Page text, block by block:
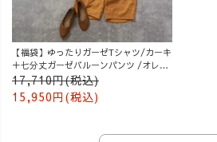
【福袋】ゆったりガーゼTシャツ/カーキ
＋七分丈ガーゼバルーンパンツ /オレン
ジ
17,710円(税込)
15,950円(税込)